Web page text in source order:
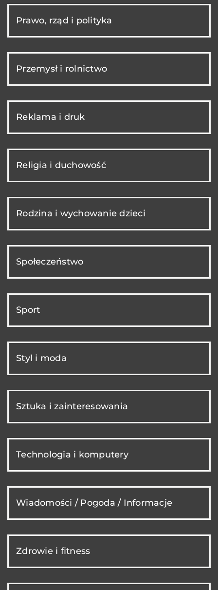
Prawo, rząd i polityka
Przemysł i rolnictwo
Reklama i druk
Religia i duchowość
Rodzina i wychowanie dzieci
Społeczeństwo
Sport
Styl i moda
Sztuka i zainteresowania
Technologia i komputery
Wiadomości / Pogoda / Informacje
Zdrowie i fitness